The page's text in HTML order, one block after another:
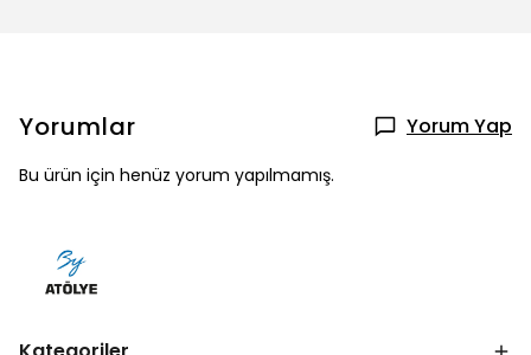
Yorumlar Yorum Yap
Bu ürün için henüz yorum yapılmamış.